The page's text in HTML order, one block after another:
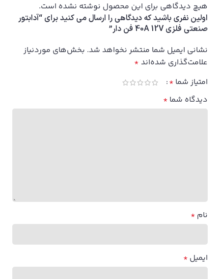
هیچ دیدگاهی برای این محصول نوشته نشده است.
اولین نفری باشید که دیدگاهی را ارسال می کنید برای “آدابتور
صنعتی فلزی 40A 12V فن دار”
نشانی ایمیل شما منتشر نخواهد شد. بخش‌های موردنیاز
علامت‌گذاری شده‌اند *
امتیاز شما *
دیدگاه شما *
نام *
ایمیل *